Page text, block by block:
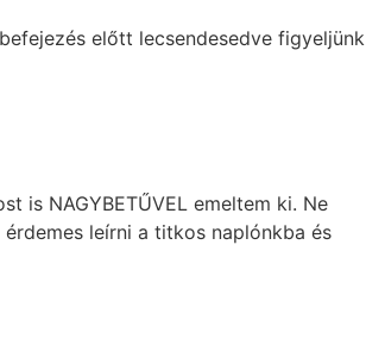
előtt lecsendesedve figyeljünk
is NAGYBETŰVEL emeltem ki. Ne
leírni a titkos naplónkba és